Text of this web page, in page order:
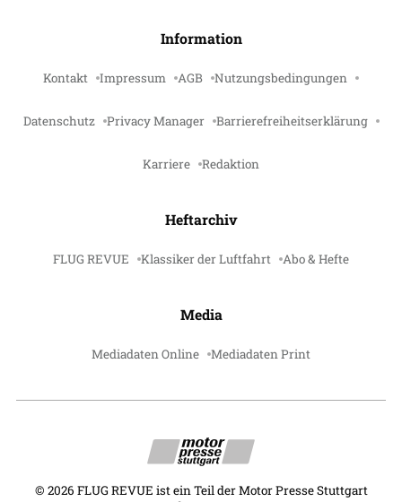
Information
Kontakt Impressum AGB Nutzungsbedingungen
Datenschutz Privacy Manager Barrierefreiheitserklärung
Karriere Redaktion
Heftarchiv
FLUG REVUE Klassiker der Luftfahrt Abo & Hefte
Media
Mediadaten Online Mediadaten Print
© 2026 FLUG REVUE ist ein Teil der Motor Presse Stuttgart